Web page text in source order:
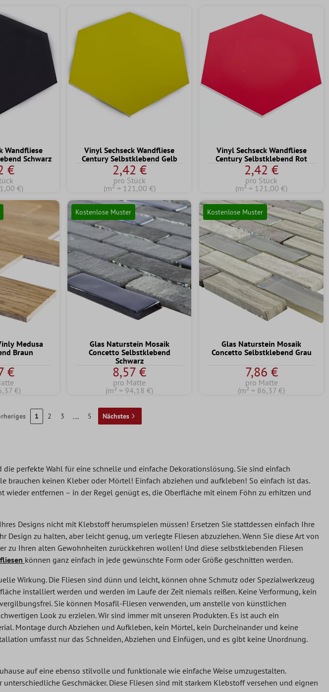
Wandfliese
Schwarz
€
€)
Vinyl Sechseck Wandfliese
Century Selbstklebend Gelb
2,42 €
pro Stück
(m² = 121,00 €)
Vinyl Sechseck Wandfliese
Century Selbstklebend Rot
2,42 €
pro Stück
(m² = 121,00 €)
Medusa
Braun
€
€)
Kostenlose Muster
Glas Naturstein Mosaik
Concetto Selbstklebend
Schwarz
8,57 €
pro Matte
(m² = 94,18 €)
Kostenlose Muster
Glas Naturstein Mosaik
Concetto Selbstklebend Grau
7,86 €
pro Matte
(m² = 86,37 €)
1 2 3 ... 5 Nächstes
die perfekte Wahl für eine schnelle und einfache Dekorationslösung. Sie sind einfach
brauchen keinen Kleber oder Mörtel! Einfach abziehen und aufkleben! So einfach ist das.
wieder entfernen – in der Regel genügt es, die Oberfläche mit einem Föhn zu erhitzen und
Designs nicht mit Klebstoff herumspielen müssen! Ersetzen Sie stattdessen einfach Ihre
Design zu halten, aber leicht genug, um verlegte Fliesen abzuziehen. Wenn Sie diese Art von
zu Ihren alten Gewohnheiten zurückkehren wollen! Und diese selbstklebenden Fliesen
können ganz einfach in jede gewünschte Form oder Größe geschnitten werden.
Wirkung. Die Fliesen sind dünn und leicht, können ohne Schmutz oder Spezialwerkzeug
installiert werden und werden im Laufe der Zeit niemals reißen. Keine Verformung, kein
Sie können Mosafil-Fliesen verwenden, um anstelle von künstlichen
Look zu erzielen. Wir sind immer mit unseren Produkten. Es ist auch ein
Montage durch Abziehen und Aufkleben, kein Mörtel, kein Durcheinander und keine
umfasst nur das Schneiden, Abziehen und Einfügen, und es gibt keine Unordnung.
auf eine ebenso stilvolle und funktionale wie einfache Weise umzugestalten.
Geschmäcker. Diese Fliesen sind mit starkem Klebstoff versehen und eignen